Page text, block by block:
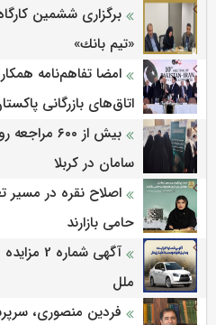
برگزاری ششمین
«تیم بانك»
امضا تفاهم‌نامه
اتاق‌های بازرگانی
بیش از ۶۰۰
سامان در کربلا
اصلاح نقره در مسیر
حامی بازارند
آگهی
ملل
فردین منصوری،